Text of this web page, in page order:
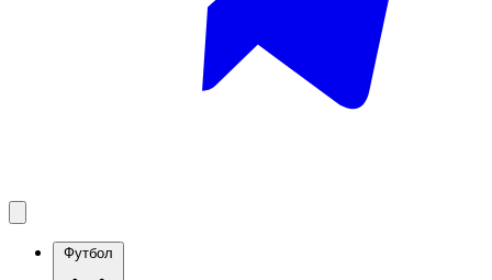
Футбол